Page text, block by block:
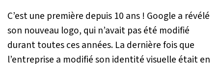
C’est une première depuis 10 ans ! Google a révélé
son nouveau logo, qui n’avait pas été modifié
durant toutes ces années. La dernière fois que
l’entreprise a modifié son identité visuelle était en